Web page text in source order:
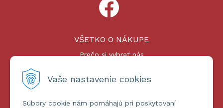
Vaše nastavenie cookies
Súbory cookie nám pomáhajú pri poskytovaní
VŠETKO O NÁKUPE
Prečo si vybrať nás
Platby a doprava